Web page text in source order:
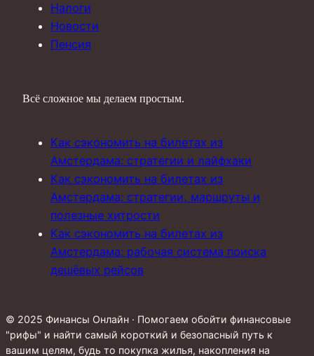
Налоги
Новости
Пенсия
Всё сложное мы делаем простым.
Как сэкономить на билетах из
Амстердама: стратегии и лайфхаки
Как сэкономить на билетах из
Амстердама: стратегии, маршруты и
полезные хитрости
Как сэкономить на билетах из
Амстердама: рабочая система поиска
дешёвых рейсов
© 2025 Финансы Онлайн · Помогаем обойти финансовые
"рифы" и найти самый короткий и безопасный путь к
вашим целям, будь то покупка жилья, накопления на